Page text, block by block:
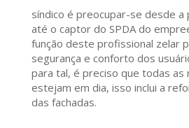
síndico é preocupar-se desde
até o captor do SPDA do
função deste profissional zelar
segurança e conforto dos
para tal, é preciso que todas as
estejam em dia, isso inclui a
das fachadas.